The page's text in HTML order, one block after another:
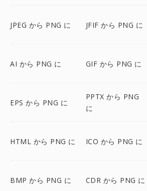
JPEG から PNG に JFIF から PNG に
AI から PNG に GIF から PNG に
EPS から PNG に
PPTX から PNG
に
HTML から PNG に ICO から PNG に
BMP から PNG に CDR から PNG に